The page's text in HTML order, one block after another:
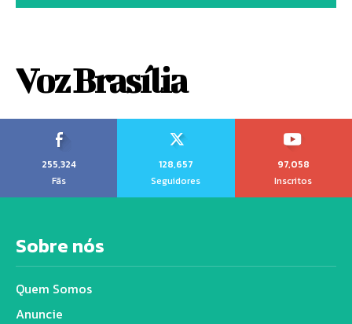
Voz Brasília
255,324
Fãs
128,657
Seguidores
97,058
Inscritos
Sobre nós
Quem Somos
Anuncie